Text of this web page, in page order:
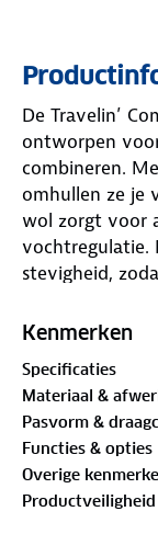
De Travelin’
ontworpen
combineren.
omhullen ze je
wol zorgt voor
vochtregulatie.
stevigheid,
comfort bij elke
robuuste
deze
Van een
ontspannen
Kenmerken
Specificaties
Materiaal &
Pasvorm &
Functies & opties
Overige
Productveiligheid